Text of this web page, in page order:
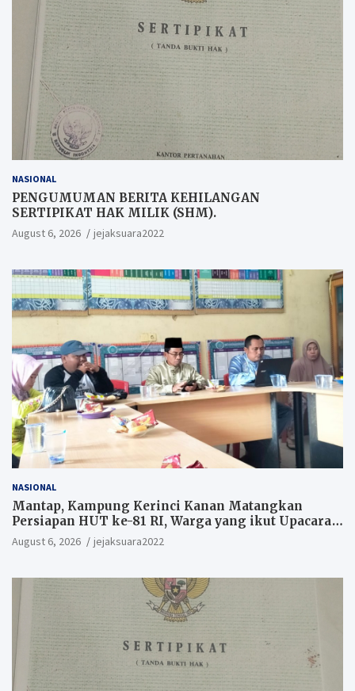
NASIONAL
PENGUMUMAN BERITA KEHILANGAN
SERTIPIKAT HAK MILIK (SHM).
August 6, 2026 jejaksuara2022
NASIONAL
Mantap, Kampung Kerinci Kanan Matangkan
Persiapan HUT ke-81 RI, Warga yang ikut Upacara
Berkesempatan Raih Hadiah
August 6, 2026 jejaksuara2022